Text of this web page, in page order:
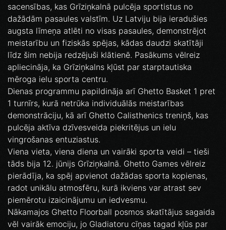
sacensības, kas Grīziņkalnā pulcēja sportistus no
dažādām pasaules valstīm. Uz Latviju bija ieradušies
augsta līmeņa atlēti no visas pasaules, demonstrējot
meistarību un fiziskās spējas, kādas daudzi skatītāji
līdz šim nebija redzējuši klātienē. Pasākums vēlreiz
apliecināja, ka Grīziņkalns kļūst par starptautiska
mēroga ielu sporta centru.
Dienas programmu papildināja arī Ghetto Basket 1 pret
1 turnīrs, kurā netrūka individuālās meistarības
demonstrāciju, kā arī Ghetto Calisthenics treniņš, kas
pulcēja aktīva dzīvesveida piekritējus un ielu
vingrošanas entuziastus.
Viena vieta, viena diena un vairāki sporta veidi – tieši
tāds bija 12. jūnijs Grīziņkalnā. Ghetto Games vēlreiz
pierādīja, ka spēj apvienot dažādas sporta kopienas,
radot unikālu atmosfēru, kurā ikviens var atrast sev
piemērotu izaicinājumu un iedvesmu.
Nākamajos Ghetto Floorball posmos skatītājus sagaida
vēl vairāk emociju, jo Gladiatoru cīņas tagad kļūs par